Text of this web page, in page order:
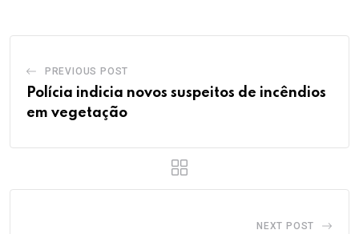
PREVIOUS POST
Polícia indicia novos suspeitos de incêndios
em vegetação
NEXT POST